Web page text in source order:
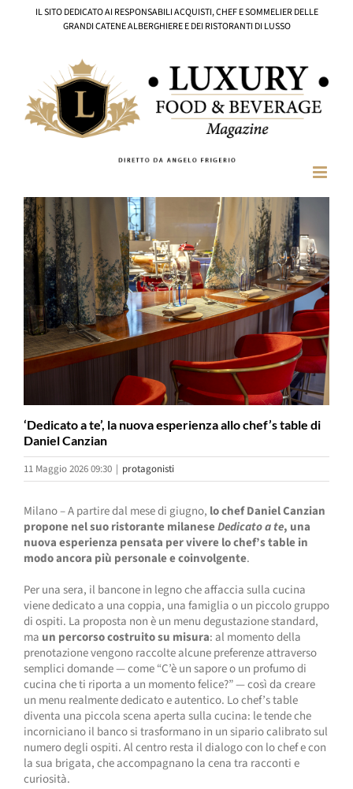
IL SITO DEDICATO AI RESPONSABILI ACQUISTI, CHEF E SOMMELIER DELLE
GRANDI CATENE ALBERGHIERE E DEI RISTORANTI DI LUSSO
Ingrandisci
immagine
‘Dedicato a te’, la nuova esperienza allo chef’s table di
Daniel Canzian
11 Maggio 2026 09:30 | protagonisti
Milano – A partire dal mese di giugno, lo chef Daniel Canzian
propone nel suo ristorante milaneseDedicato a te, una
nuova esperienza pensata per vivere lo chef’s table in
modo ancora più personale e coinvolgente.
Per una sera, il bancone in legno che affaccia sulla cucina
viene dedicato a una coppia, una famiglia o un piccolo gruppo
di ospiti. La proposta non è un menu degustazione standard,
ma un percorso costruito su misura: al momento della
prenotazione vengono raccolte alcune preferenze attraverso
semplici domande — come “C’è un sapore o un profumo di
cucina che ti riporta a un momento felice?” — così da creare
un menu realmente dedicato e autentico. Lo chef’s table
diventa una piccola scena aperta sulla cucina: le tende che
incorniciano il banco si trasformano in un sipario calibrato sul
numero degli ospiti. Al centro resta il dialogo con lo chef e con
la sua brigata, che accompagnano la cena tra racconti e
curiosità.